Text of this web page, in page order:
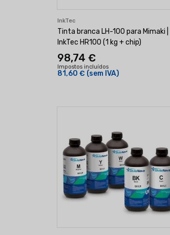
InkTec
Tinta branca LH-100 para Mimaki |
InkTec HR100 (1 kg + chip)
98,74 €
Impostos incluídos
81,60 € (sem IVA)